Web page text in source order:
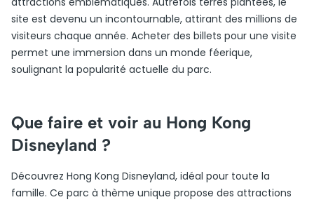
site est devenu un incontournable, attirant des millions de
visiteurs chaque année. Acheter des billets pour une visite
permet une immersion dans un monde féerique,
soulignant la popularité actuelle du parc.
Que faire et voir au Hong Kong
Disneyland ?
Découvrez Hong Kong Disneyland, idéal pour toute la
famille. Ce parc à thème unique propose des attractions